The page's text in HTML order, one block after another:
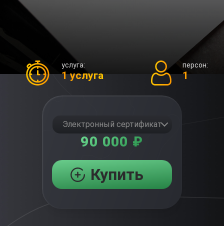
услуга:
1 услуга
персон:
1
Электронный сертификат
90 000 ₽
Купить